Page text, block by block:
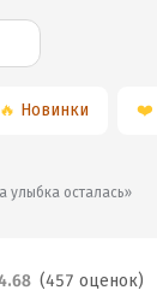
🔥 Новинки ❤️
а улыбка осталась»
(457 оценок)